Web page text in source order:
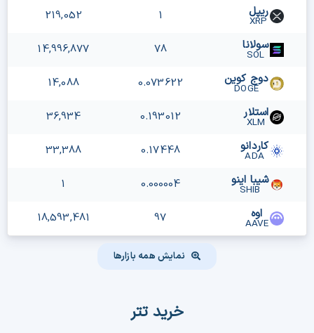
ریپل
XRP
1
219,052
سولانا
SOL
78
14,996,877
دوج کوین
DOGE
0.073622
14,088
استلار
XLM
0.193012
36,934
کاردانو
ADA
0.17448
33,388
شیبا اینو
SHIB
0.000004
1
اوه
AAVE
97
18,593,481
نمایش همه بازارها
خرید تتر